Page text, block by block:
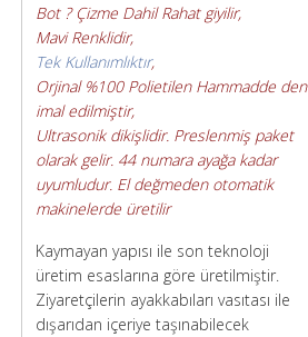
Bot ? Çizme Dahil Rahat giyilir,
Mavi Renklidir,
Tek Kullanımlıktır,
Orjinal %100 Polietilen Hammadde den
imal edilmiştir,
Ultrasonik dikişlidir. Preslenmiş paket
olarak gelir. 44 numara ayağa kadar
uyumludur. El değmeden otomatik
makinelerde üretilir
Kaymayan yapısı ile son teknoloji
üretim esaslarına göre üretilmiştir.
Ziyaretçilerin ayakkabıları vasıtası ile
dışarıdan içeriye taşınabilecek